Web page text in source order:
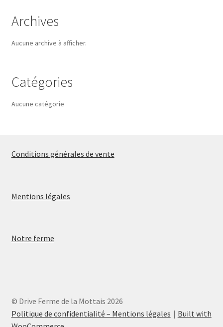
Archives
Aucune archive à afficher.
Catégories
Aucune catégorie
Conditions générales de vente
Mentions légales
Notre ferme
© Drive Ferme de la Mottais 2026
Politique de confidentialité – Mentions légales
Built with